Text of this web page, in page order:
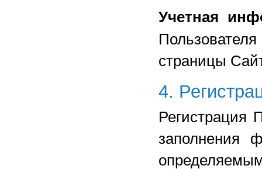
Учетная
страницы
4.
Регистрация
заполнения